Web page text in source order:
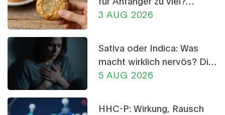
Dosierungs-Ratgeber
3 AUG 2026
Sativa oder Indica: Was
macht wirklich nervös? Die
Wahrheit über CBD-
5 AUG 2026
HHC-P: Wirkung, Rausch